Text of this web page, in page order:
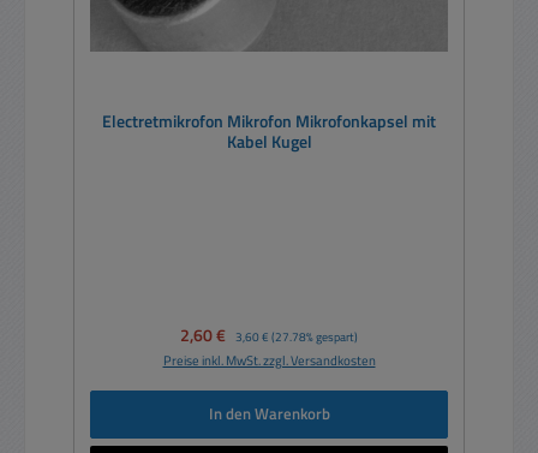
Electretmikrofon Mikrofon Mikrofonkapsel mit
Kabel Kugel
Verkaufspreis:
2,60 € Regulärer Preis:
3,60 € (27.78% gespart)
Preise inkl. MwSt. zzgl. Versandkosten
In den Warenkorb